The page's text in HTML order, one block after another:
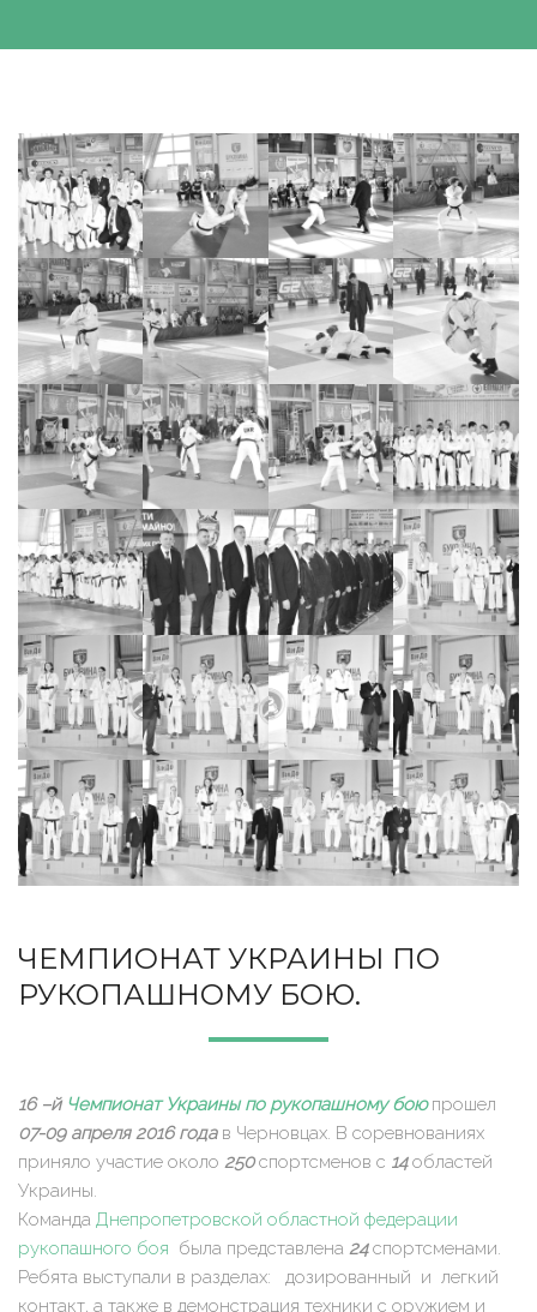
ЧЕМПИОНАТ УКРАИНЫ ПО
РУКОПАШНОМУ БОЮ.
16 –й Чемпионат Украины по рукопашному бою прошел
07-09 апреля 2016 годав Черновцах. В соревнованиях
приняло участие около 250спортсменов с 14областей
Украины.
Команда Днепропетровской областной федерации
рукопашного боя была представлена 24спортсменами.
Ребята выступали в разделах: дозированный и легкий
контакт, а также в демонстрация техники с оружием и